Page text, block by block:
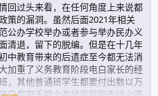
回过头来看，在任何角度上来说都
策的漏洞。虽然后面2021年相关
公办学校举办或者参与举办民办义
清退，留下的脱编。但是在十几年
中教育带来的后遗症至今都无法消
加重了义务教育阶段电白家长的经
，其他普通班学生都要付出数以万